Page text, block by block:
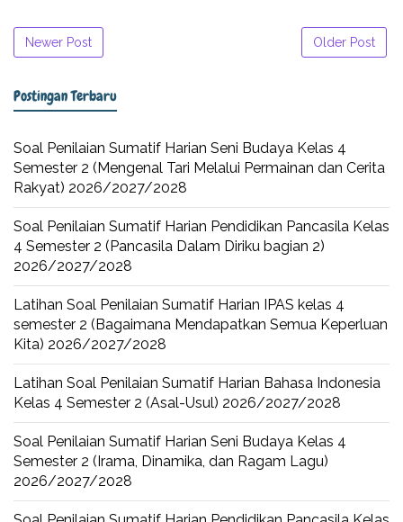
Newer Post Older Post
Postingan Terbaru
Soal Penilaian Sumatif Harian Seni Budaya Kelas 4
Semester 2 (Mengenal Tari Melalui Permainan dan Cerita
Rakyat) 2026/2027/2028
Soal Penilaian Sumatif Harian Pendidikan Pancasila Kelas
4 Semester 2 (Pancasila Dalam Diriku bagian 2)
2026/2027/2028
Latihan Soal Penilaian Sumatif Harian IPAS kelas 4
semester 2 (Bagaimana Mendapatkan Semua Keperluan
Kita) 2026/2027/2028
Latihan Soal Penilaian Sumatif Harian Bahasa Indonesia
Kelas 4 Semester 2 (Asal-Usul) 2026/2027/2028
Soal Penilaian Sumatif Harian Seni Budaya Kelas 4
Semester 2 (Irama, Dinamika, dan Ragam Lagu)
2026/2027/2028